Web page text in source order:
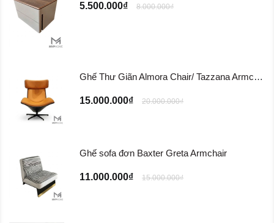
5.500.000₫ 8.000.000₫
Ghế Thư Giãn Almora Chair/ Tazzana Armchair GTG11
15.000.000₫ 20.000.000₫
Ghế sofa đơn Baxter Greta Armchair
11.000.000₫ 15.000.000₫